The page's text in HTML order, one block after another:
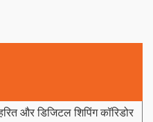
और डिजिटल शिपिंग कॉरिडोर